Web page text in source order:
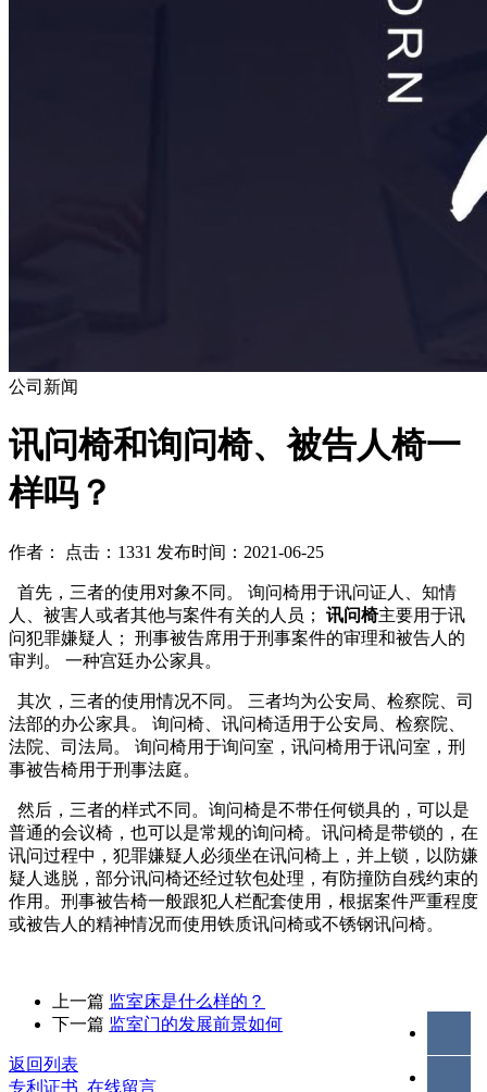
公司新闻
讯问椅和询问椅、被告人椅一
样吗？
作者： 点击：1331 发布时间：2021-06-25
首先，三者的使用对象不同。 询问椅用于讯问证人、知情
人、被害人或者其他与案件有关的人员； 讯问椅主要用于讯
问犯罪嫌疑人； 刑事被告席用于刑事案件的审理和被告人的
审判。 一种宫廷办公家具。
其次，三者的使用情况不同。 三者均为公安局、检察院、司
法部的办公家具。 询问椅、讯问椅适用于公安局、检察院、
法院、司法局。 询问椅用于询问室，讯问椅用于讯问室，刑
事被告椅用于刑事法庭。
然后，三者的样式不同。询问椅是不带任何锁具的，可以是
普通的会议椅，也可以是常规的询问椅。讯问椅是带锁的，在
讯问过程中，犯罪嫌疑人必须坐在讯问椅上，并上锁，以防嫌
疑人逃脱，部分讯问椅还经过软包处理，有防撞防自残约束的
作用。刑事被告椅一般跟犯人栏配套使用，根据案件严重程度
或被告人的精神情况而使用铁质讯问椅或不锈钢讯问椅。
上一篇 监室床是什么样的？
下一篇 监室门的发展前景如何
返回列表
专利证书 在线留言